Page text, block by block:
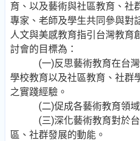
育、以及藝術與社區教育、社
專家、老師及學生共同參與對
人文與美感教育指引台灣教育
討會的目標為：
(一)反思藝術教育在台灣
學校教育以及社區教育、社群
之實踐經驗。
(二)促成各藝術教育領域
(三)深化藝術教育對於台
區、社群發展的動能。